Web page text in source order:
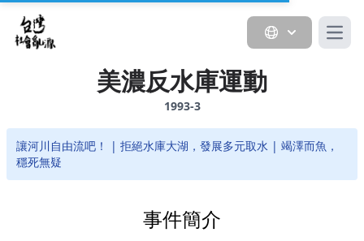
美濃反水庫運動
1993-3
讓河川自由流吧！ | 拒絕水庫大湖，發展多元取水 | 竭澤而魚，
穩死無疑
事件簡介